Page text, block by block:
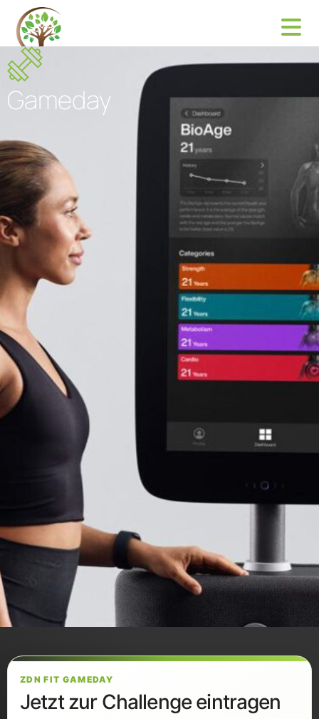
Gameday
ZDN FIT GAMEDAY
Jetzt zur Challenge eintragen